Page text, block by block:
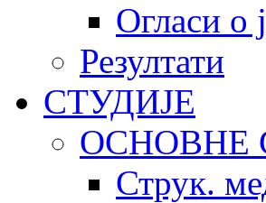
Огласи о
Резултати
СТУДИЈЕ
ОСНОВНЕ
Струк.